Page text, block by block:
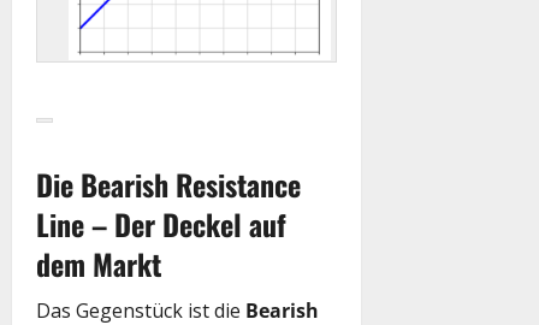
Die Bearish Resistance
Line – Der Deckel auf
dem Markt
Das Gegenstück ist die Bearish